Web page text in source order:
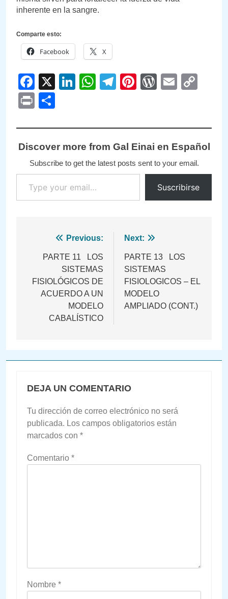
inherente en la sangre.
Comparte esto:
Facebook X
Facebook
X LinkedIn
WhatsApp
Telegram
PinterestEmail
Print
Discover more from Gal Einai en Español
Subscribe to get the latest posts sent to your email.
Type your email…
Suscribirse
Navegación
entradas
Previous:
PARTE 11 LOS
SISTEMAS
FISIOLÓGICOS DE
ACUERDO A UN
MODELO
CABALÍSTICO
Next:
PARTE 13 LOS
SISTEMAS
FISIOLOGICOS – EL
MODELO
AMPLIADO (CONT.)
DEJA UN COMENTARIO
Tu dirección de correo electrónico no será
publicada. Los campos obligatorios están
marcados con *
Comentario *
Nombre *